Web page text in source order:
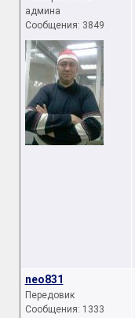
админа
Сообщения: 3849
neo831
Передовик
Сообщения: 1333